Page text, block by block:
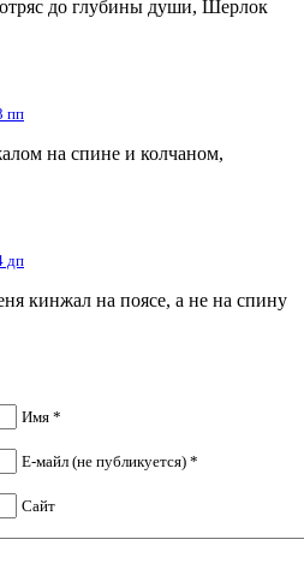
до глубины души, Шерлок
пп
на спине и колчаном,
дп
кинжал на поясе, а не на спину
Имя *
Е-майл (не публикуется) *
Сайт